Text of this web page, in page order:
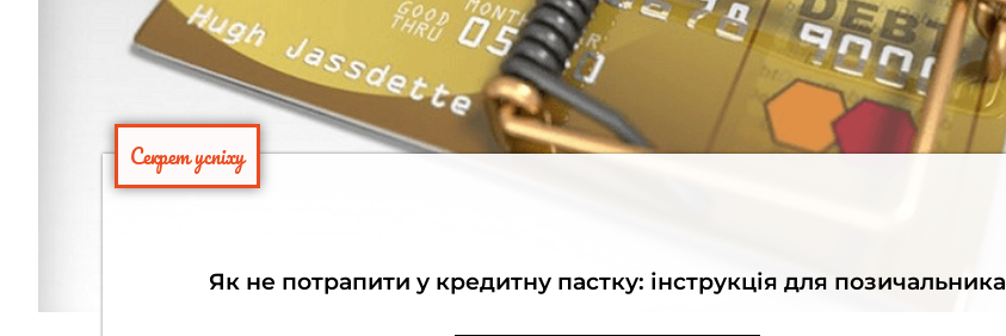
Секрет успіху
Як не потрапити у кредитну пастку: інструкція для позичальника